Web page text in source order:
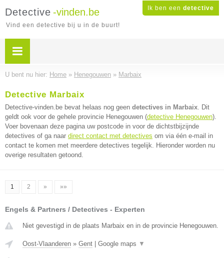
Ik ben een detective
Detective -vinden.be
Vind een detective bij u in de buurt!
U bent nu hier: Home » Henegouwen » Marbaix
Detective Marbaix
Detective-vinden.be bevat helaas nog geen detectives in Marbaix. Dit
geldt ook voor de gehele provincie Henegouwen (detective Henegouwen).
Voer bovenaan deze pagina uw postcode in voor de dichtstbijzijnde
detectives of ga naar direct contact met detectives om via één e-mail in
contact te komen met meerdere detectives tegelijk. Hieronder worden nu
overige resultaten getoond.
1 2 » »»
Engels & Partners / Detectives - Experten
Niet gevestigd in de plaats Marbaix en in de provincie Henegouwen.
Oost-Vlaanderen » Gent Google maps ▼